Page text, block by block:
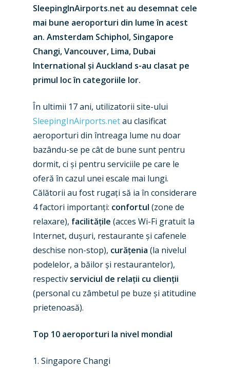
SleepingInAirports.net au desemnat cele
mai bune aeroporturi din lume în acest
an. Amsterdam Schiphol, Singapore
Changi, Vancouver, Lima, Dubai
International și Auckland s-au clasat pe
primul loc în categoriile lor.
În ultimii 17 ani, utilizatorii site-ului
SleepingInAirports.netau clasificat
aeroporturi din întreaga lume nu doar
bazându-se pe cât de bune sunt pentru
dormit, ci și pentru serviciile pe care le
oferă în cazul unei escale mai lungi.
Călătorii au fost rugați să ia în considerare
4 factori importanți: confortul (zone de
relaxare), facilitățile (acces Wi-Fi gratuit la
Internet, dușuri, restaurante și cafenele
deschise non-stop), curățenia (la nivelul
podelelor, a băilor și restaurantelor),
respectiv serviciul de relații cu clienții
(personal cu zâmbetul pe buze și atitudine
prietenoasă).
Top 10 aeroporturi la nivel mondial
1. Singapore Changi